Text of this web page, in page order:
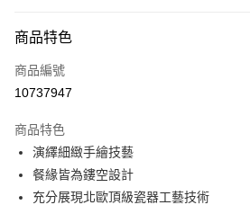
商品特色
商品編號
10737947
商品特色
演繹細緻手繪技藝
餐緣皆為鏤空設計
充分展現北歐頂級瓷器工藝技術